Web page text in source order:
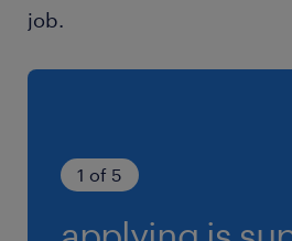
job.
1 of 5